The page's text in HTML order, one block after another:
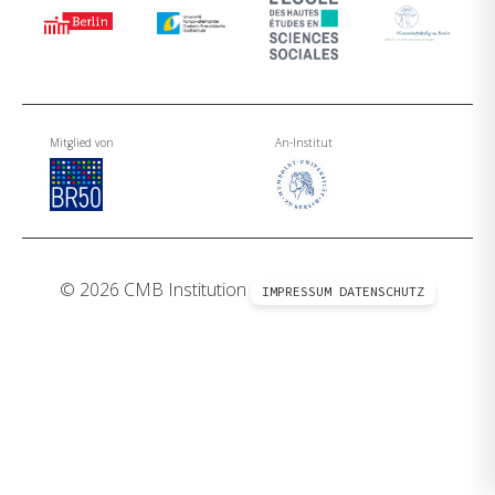
Mitglied von An-Institut
© 2026 CMB Institution IMPRESSUM DATENSCHUTZ